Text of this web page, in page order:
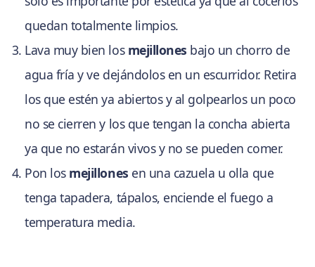
quedan totalmente limpios.
Lava muy bien los mejillones bajo un chorro de
agua fría y ve dejándolos en un escurridor. Retira
los que estén ya abiertos y al golpearlos un poco
no se cierren y los que tengan la concha abierta
ya que no estarán vivos y no se pueden comer.
Pon los mejillones en una cazuela u olla que
tenga tapadera, tápalos, enciende el fuego a
temperatura media.